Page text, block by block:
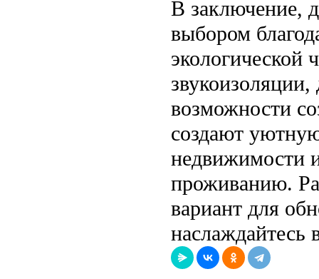
В заключение,
выбором
экологической
возможности
создают
недвижимости
проживанию.
вариант для
наслаждайтесь